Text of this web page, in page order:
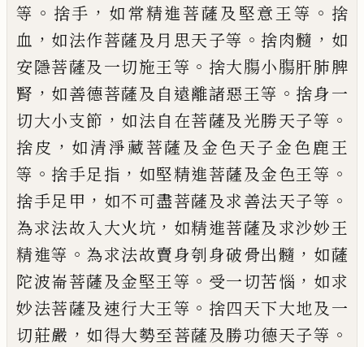
等 。 捨手 ， 如常精進菩薩及堅意王等 。 捨
血 ， 如法作菩薩及月 思天子等 。 捨肉髓 ， 如
安隱菩薩及一切施王等 。 捨大膓小膓肝肺脾
腎 ， 如善德菩薩及 自遠離諸惡王等 。 捨身一
切大小支節 ， 如法自在菩薩及光勝天子等 。
捨皮 ， 如清淨藏菩薩及金色天子金色鹿王
等 。 捨手足指 ， 如堅精進菩薩及金色王等 。
捨手足甲 ， 如不可盡菩薩及求善法天子等 。
為求法故入大火坑 ， 如精進菩薩及求沙妙王
精進等 。 為求法故賣身刳身破骨出髓 ， 如薩
陀波崙菩薩及金堅王等 。 受一切苦惱 ， 如求
妙法菩薩及速行大王等 。 捨四天下大地及一
切莊嚴 ， 如得大勢至菩薩及勝功德天子等 。